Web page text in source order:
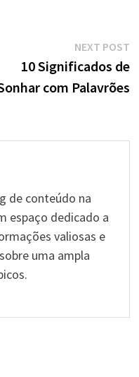
NEXT POST
10 Significados de
com Palavrões
de conteúdo na
espaço dedicado a
valiosas e
uma ampla